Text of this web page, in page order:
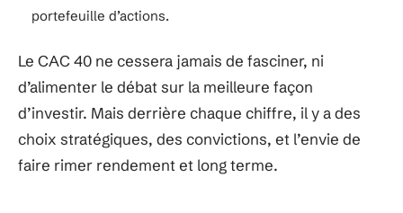
soupçon d’or dans un portefeuille, et la volatilité du
Voici les points clés à garder à l’esprit pour une
allocation pertinente :
Exposition au CAC 40 via ETF : frais réduits, simplicité.